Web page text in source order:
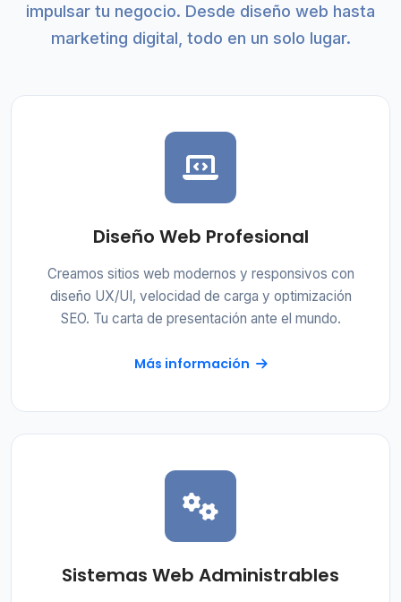
impulsar tu negocio. Desde diseño web hasta
marketing digital, todo en un solo lugar.
Diseño Web Profesional
Creamos sitios web modernos y responsivos con
diseño UX/UI, velocidad de carga y optimización
SEO. Tu carta de presentación ante el mundo.
Más información
Sistemas Web Administrables